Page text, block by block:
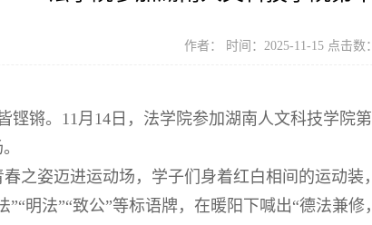
作者： 时间：2025-11-15 点击数：
铿锵。11月14日，法学院参加湖南人文科技学院
之姿迈进运动场，学子们身着红白相间的运动
”“明法”“致公”等标语牌，在暖阳下喊出“德法兼